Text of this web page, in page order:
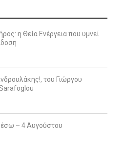
η Θεία Ενέργεια που υμνεί
του Γιώργου
– 4 Αυγούστου